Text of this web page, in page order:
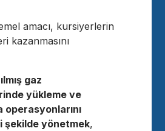
amacı, kursiyerlerin
kazanmasını
gaz
yükleme ve
operasyonlarını
şekilde yönetmek,